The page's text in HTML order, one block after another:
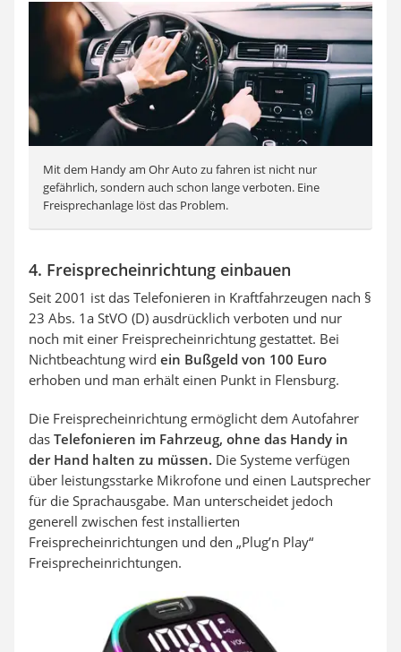
Mit dem Handy am Ohr Auto zu fahren ist nicht nur
gefährlich, sondern auch schon lange verboten. Eine
Freisprechanlage löst das Problem.
4. Freisprecheinrichtung einbauen
Seit 2001 ist das Telefonieren in Kraftfahrzeugen nach §
23 Abs. 1a StVO (D) ausdrücklich verboten und nur
noch mit einer Freisprecheinrichtung gestattet. Bei
Nichtbeachtung wird ein Bußgeld von 100 Euro
erhoben und man erhält einen Punkt in Flensburg.
Die Freisprecheinrichtung ermöglicht dem Autofahrer
das Telefonieren im Fahrzeug, ohne das Handy in
der Hand halten zu müssen. Die Systeme verfügen
über leistungsstarke Mikrofone und einen Lautsprecher
für die Sprachausgabe. Man unterscheidet jedoch
generell zwischen fest installierten
Freisprecheinrichtungen und den „Plug’n Play“
Freisprecheinrichtungen.